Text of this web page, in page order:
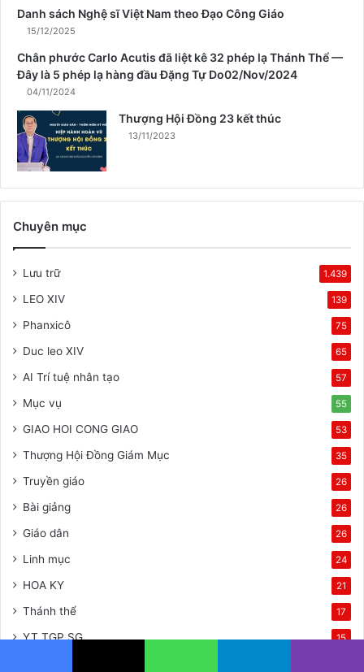
Danh sách Nghệ sĩ Việt Nam theo Đạo Công Giáo
15/12/2025
Chân phước Carlo Acutis đã liệt kê 32 phép lạ Thánh Thể —
Đây là 5 phép lạ hàng đầu Đặng Tự Do02/Nov/2024
04/11/2024
Thượng Hội Đồng 23 kết thúc
13/11/2023
Chuyên mục
Lưu trữ 1.439
LEO XIV 139
Phanxicô 75
Duc leo XIV 65
AI Trí tuệ nhân tạo 57
Mục vụ 55
GIAO HOI CONG GIAO 53
Thượng Hội Đồng Giám Mục 35
Truyền giáo 26
Bài giảng 26
Giáo dân 26
Linh mục 24
HOA KY 21
Thánh thể 17
YT TGP SG 15